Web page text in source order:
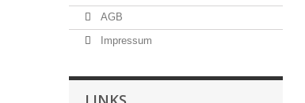
AGB
Impressum